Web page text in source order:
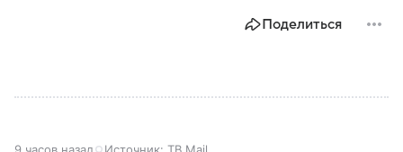
Поделиться
9 часов назад Источник: ТВ Mail